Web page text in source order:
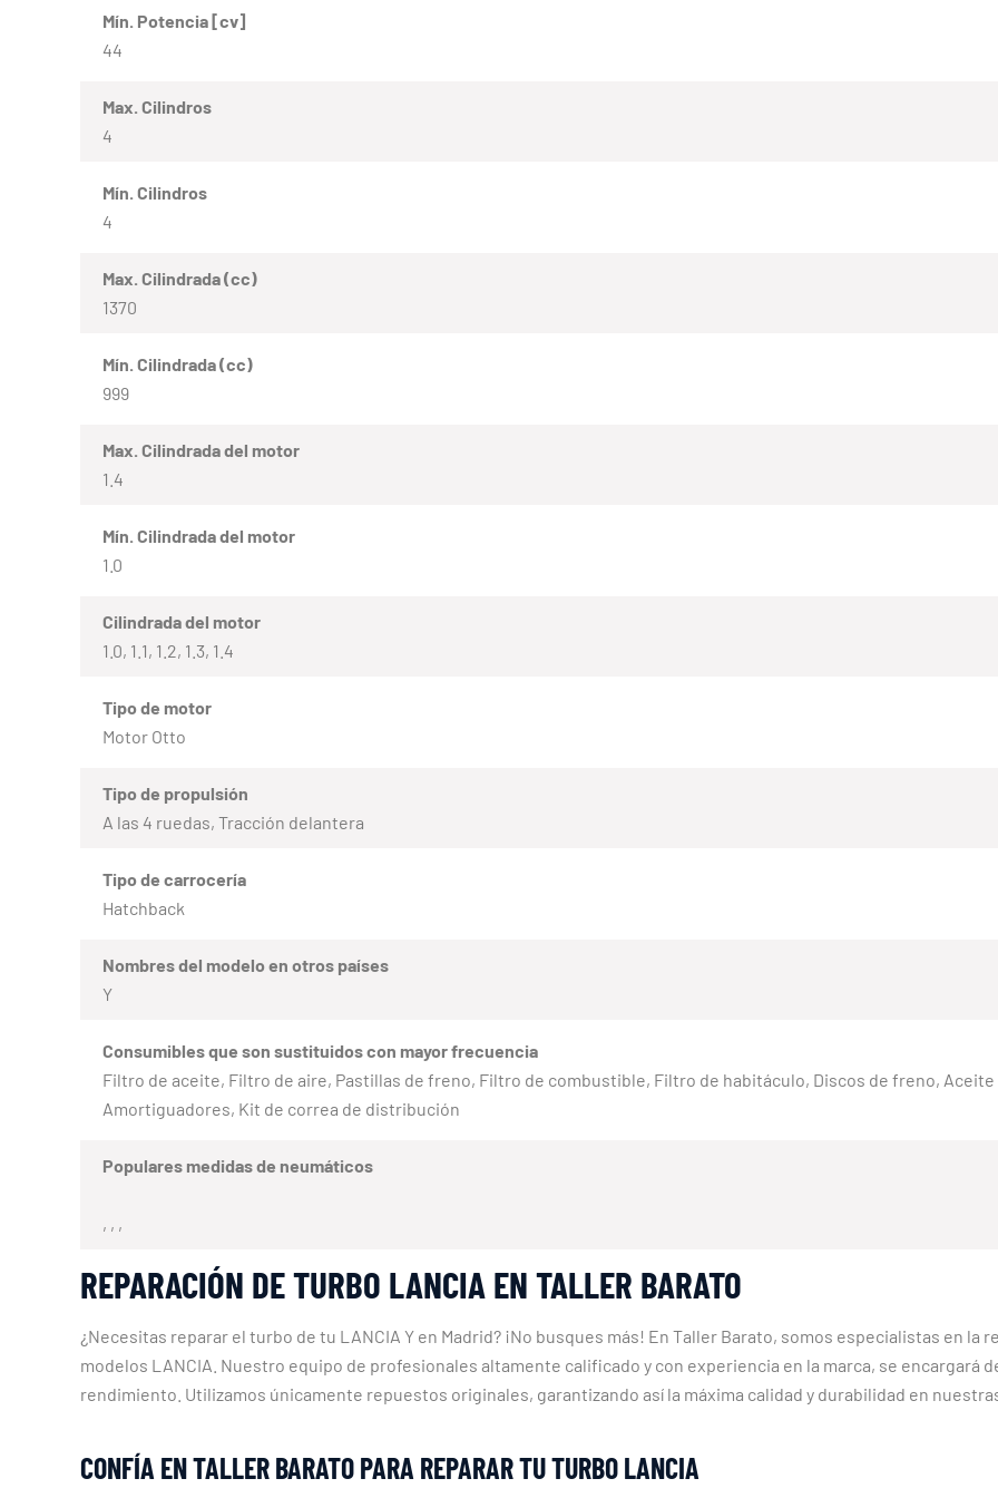
Mín. Potencia [cv]
44
Max. Cilindros
4
Mín. Cilindros
4
Max. Cilindrada (cc)
1370
Mín. Cilindrada (cc)
999
Max. Cilindrada del motor
1.4
Mín. Cilindrada del motor
1.0
Cilindrada del motor
1.0, 1.1, 1.2, 1.3, 1.4
Tipo de motor
Motor Otto
Tipo de propulsión
A las 4 ruedas, Tracción delantera
Tipo de carrocería
Hatchback
Nombres del modelo en otros países
Y
Consumibles que son sustituidos con mayor frecuencia
Filtro de aceite, Filtro de aire, Pastillas de freno, Filtro de combustible, Filtro de habitáculo, Discos de freno,
Amortiguadores, Kit de correa de distribución
Populares medidas de neumáticos
, , ,
REPARACIÓN DE TURBO LANCIA EN TALLER BARATO
¿Necesitas reparar el turbo de tu LANCIA Y en Madrid? ¡No busques más! En Taller Barato, somos especialistas en
modelos LANCIA. Nuestro equipo de profesionales altamente calificado y con experiencia en la marca, se encargará
rendimiento. Utilizamos únicamente repuestos originales, garantizando así la máxima calidad y durabilidad en
CONFÍA EN TALLER BARATO PARA REPARAR TU TURBO LANCIA